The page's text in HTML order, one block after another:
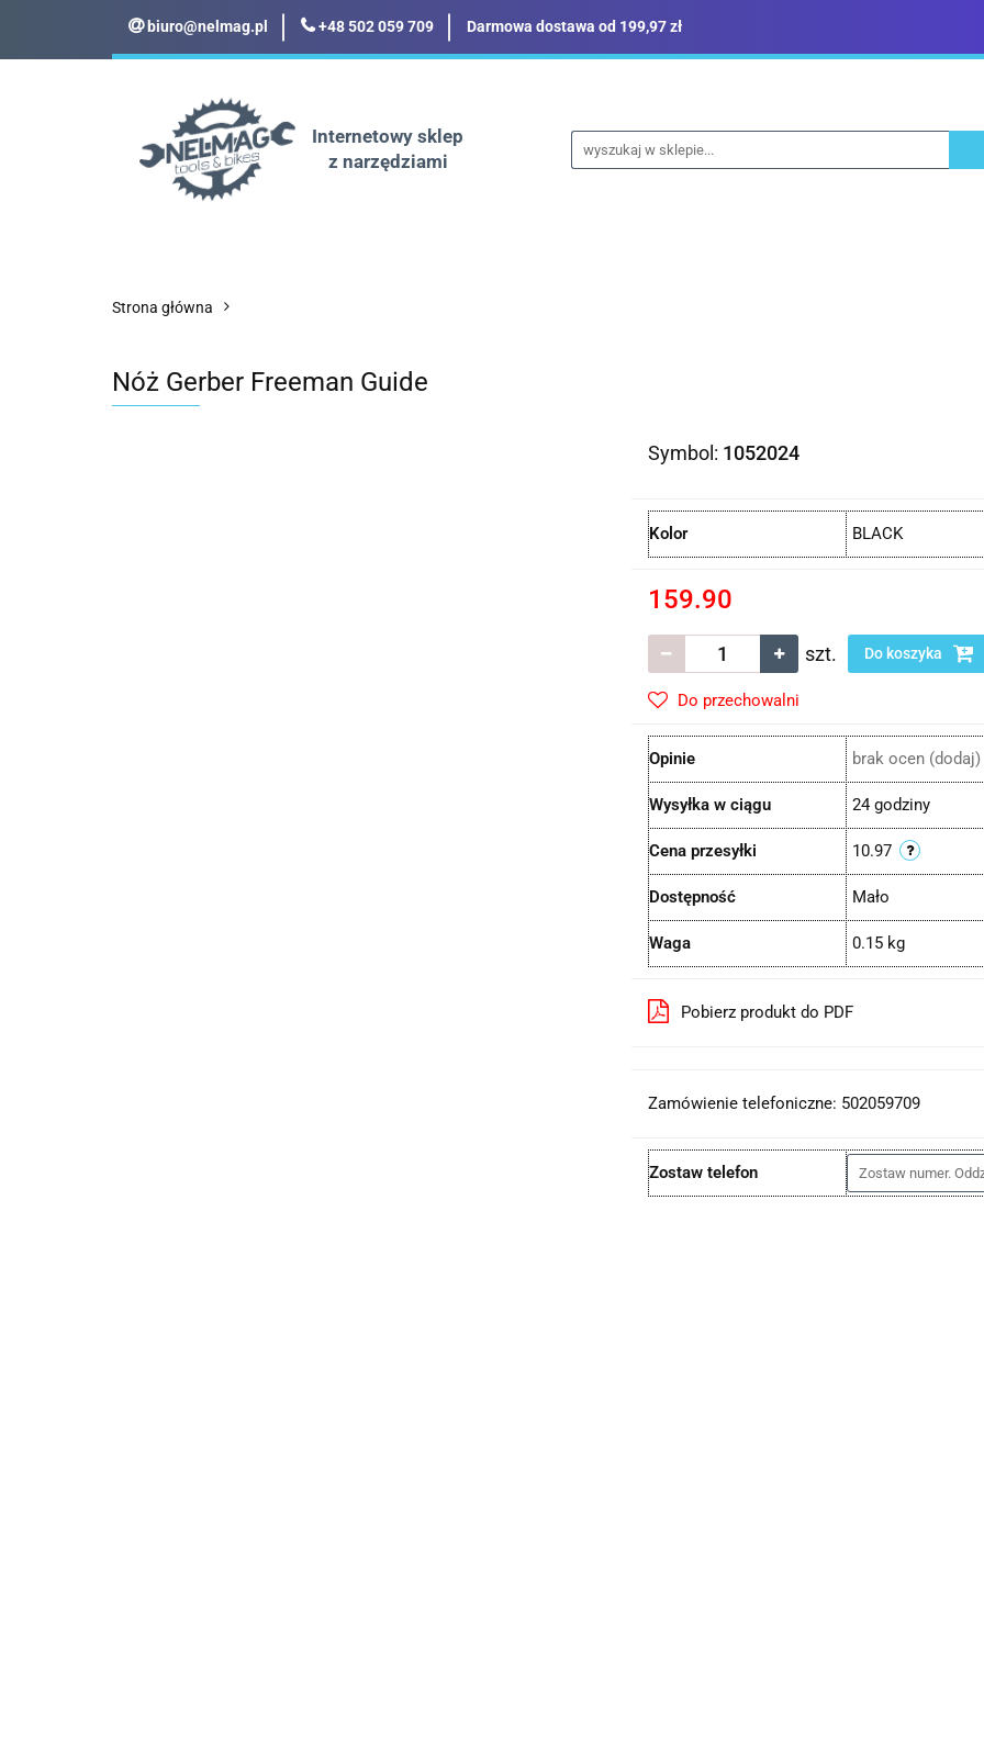
biuro@nelmag.pl +48 502 059 709 Darmowa dostawa od 199,97 zł
Internetowy sklep
z narzędziami
Motoryzacja Odzież robocza i BHP
Strona główna
Nóż Gerber Freeman Guide
Symbol: 1052024
Kolor BLACK
159.90
szt. Do koszyka
Do przechowalni
Opinie brak ocen (dodaj)
Wysyłka w ciągu 24 godziny
Cena przesyłki 10.97
Dostępność Mało
Waga 0.15 kg
Pobierz produkt do PDF
Zamówienie telefoniczne: 502059709
Zostaw telefon